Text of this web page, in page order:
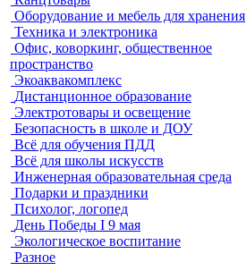
Оборудование и мебель для хранения
Техника и электроника
Офис, коворкинг, общественное
пространство
Экоаквакомплекс
Дистанционное образование
Электротовары и освещение
Безопасность в школе и ДОУ
Всё для обучения ПДД
Всё для школы искусств
Инженерная образовательная среда
Подарки и праздники
Психолог, логопед
День Победы I 9 мая
Экологическое воспитание
Разное